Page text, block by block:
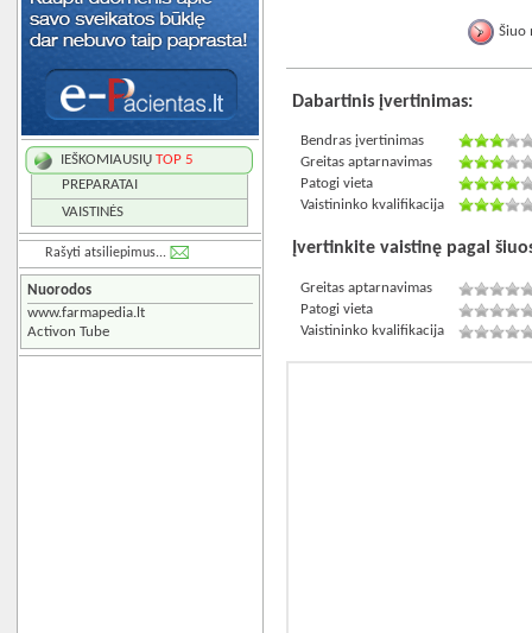
IEŠKOMIAUSIŲ TOP 5
PREPARATAI
VAISTINĖS
Rašyti atsiliepimus...
Nuorodos
www.farmapedia.lt
Activon Tube
Šiuo
Dabartinis įvertinimas:
Bendras įvertinimas
Greitas aptarnavimas
Patogi vieta
Vaistininko kvalifikacija
Įvertinkite vaistinę pagal
Greitas aptarnavimas
Patogi vieta
Vaistininko kvalifikacija